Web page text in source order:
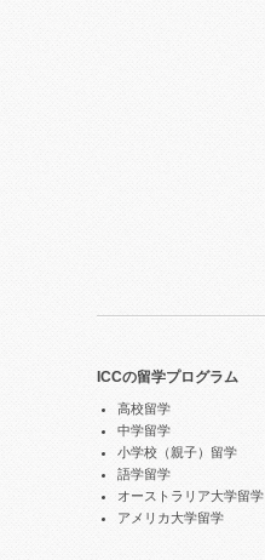
ICCの留学プログラム
高校留学
中学留学
小学校（親子）留学
語学留学
オーストラリア大学留学
アメリカ大学留学